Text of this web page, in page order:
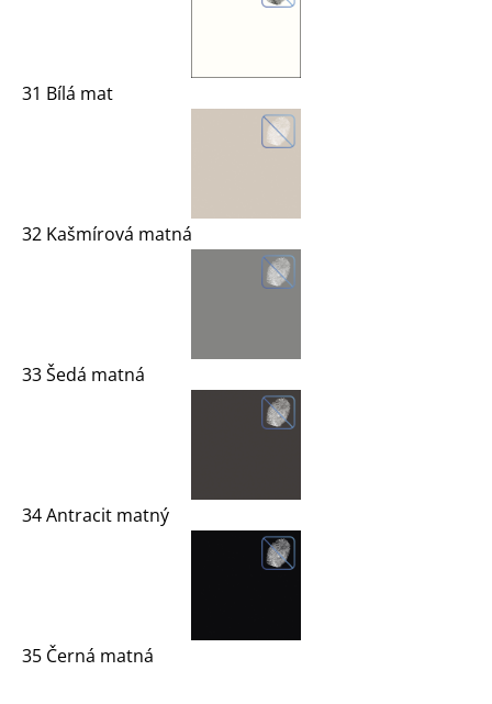
31 Bílá mat
32 Kašmírová matná
33 Šedá matná
34 Antracit matný
35 Černá matná